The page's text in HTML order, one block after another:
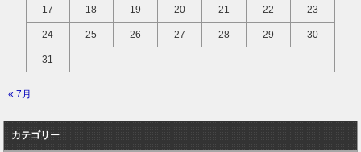
17 18 19 20 21 22 23
24 25 26 27 28 29 30
31
« 7月
カテゴリー